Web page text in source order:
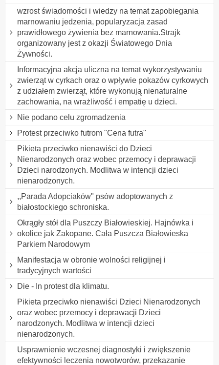
wzrost świadomości i wiedzy na temat zapobiegania
marnowaniu jedzenia, popularyzacja zasad
prawidłowego żywienia bez marnowania.Strajk
organizowany jest z okazji Światowego Dnia
Żywności.
Informacyjna akcja uliczna na temat wykorzystywaniu
zwierząt w cyrkach oraz o wpływie pokazów cyrkowych
z udziałem zwierząt, które wykonują nienaturalne
zachowania, na wrażliwość i empatię u dzieci.
Nie podano celu zgromadzenia
Protest przeciwko futrom "Cena futra"
Pikieta przeciwko nienawiści do Dzieci
Nienarodzonych oraz wobec przemocy i deprawacji
Dzieci narodzonych. Modlitwa w intencji dzieci
nienarodzonych.
,,Parada Adopciaków" psów adoptowanych z
białostockiego schroniska.
Okrągły stół dla Puszczy Białowieskiej. Hajnówka i
okolice jak Zakopane. Cała Puszcza Białowieska
Parkiem Narodowym
Manifestacja w obronie wolności religijnej i
tradycyjnych wartości
Die - In protest dla klimatu.
Pikieta przeciwko nienawiści Dzieci Nienarodzonych
oraz wobec przemocy i deprawacji Dzieci
narodzonych. Modlitwa w intencji dzieci
nienarodzonych.
Usprawnienie wczesnej diagnostyki i zwiększenie
efektywności leczenia nowotworów, przekazanie